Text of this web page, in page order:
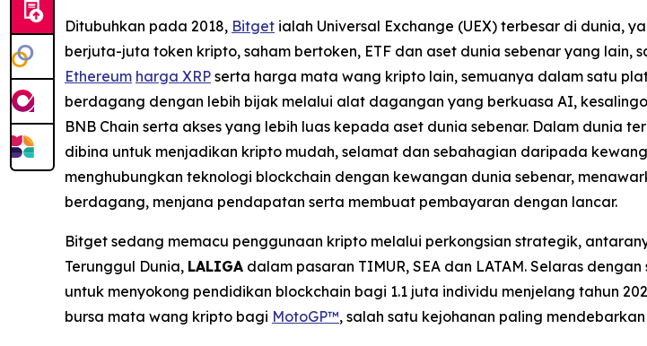
Ditubuhkan pada 2018, Bitget ialah Universal Exchange (UEX) terbesar di dunia,
berjuta-juta token kripto, saham bertoken, ETF dan aset dunia sebenar yang lain,
Ethereum harga XRP serta harga mata wang kripto lain, semuanya dalam satu
berdagang dengan lebih bijak melalui alat dagangan yang berkuasa AI,
BNB Chain serta akses yang lebih luas kepada aset dunia sebenar. Dalam dunia
dibina untuk menjadikan kripto mudah, selamat dan sebahagian daripada
menghubungkan teknologi blockchain dengan kewangan dunia sebenar,
berdagang, menjana pendapatan serta membuat pembayaran dengan lancar.
Bitget sedang memacu penggunaan kripto melalui perkongsian strategik,
Terunggul Dunia, LALIGA dalam pasaran TIMUR, SEA dan LATAM. Selaras
untuk menyokong pendidikan blockchain bagi 1.1 juta individu menjelang tahun
bursa mata wang kripto bagi MotoGP™, salah satu kejohanan paling